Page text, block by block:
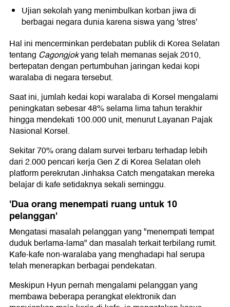
Ujian sekolah yang menimbulkan korban jiwa di
berbagai negara dunia karena siswa yang 'stres'
Hal ini mencerminkan perdebatan publik di Korea Selatan
tentang Cagongjokyang telah memanas sejak 2010,
bertepatan dengan pertumbuhan jaringan kedai kopi
waralaba di negara tersebut.
Saat ini, jumlah kedai kopi waralaba di Korsel mengalami
peningkatan sebesar 48% selama lima tahun terakhir
hingga mendekati 100.000 unit, menurut Layanan Pajak
Nasional Korsel.
Sekitar 70% orang dalam survei terbaru terhadap lebih
dari 2.000 pencari kerja Gen Z di Korea Selatan oleh
platform perekrutan Jinhaksa Catch mengatakan mereka
belajar di kafe setidaknya sekali seminggu.
'Dua orang menempati ruang untuk 10
pelanggan'
Mengatasi masalah pelanggan yang "menempati tempat
duduk berlama-lama" dan masalah terkait terbilang rumit.
Kafe-kafe non-waralaba yang menghadapi hal serupa
telah menerapkan berbagai pendekatan.
Meskipun Hyun pernah mengalami pelanggan yang
membawa beberapa perangkat elektronik dan